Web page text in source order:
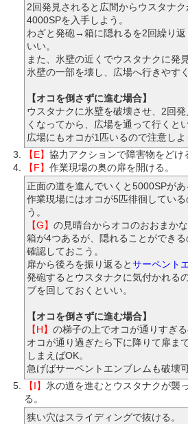
2回発見されると広間からウスタナ
4000SPを入手しよう。
わざと発砲→箱に隠れるを2回繰り返
いい。
また、氷壁の近くでウスタナクに発
氷壁の一部を壊し、広場へ行きやすく
【オコを倒さずに進む場合】
ウスタナクに氷壁を破壊させ、2回
くなってから、広場を通って行くとい
広場にもオコが1匹いるので注意しよ
【E】 協力アクションで障害物をどけ
【F】 作業現場の奥の扉を開ける。
正面の道を進んでいくと5000SPがあ
作業現場にはオコが5匹徘徊してい
う。
【G】 の見晴台からオコのおおまか
箱が4つあるが、隠れることができ
確認しておこう。
扉から後ろを振り返るとサーペント
発砲するとウスタナクに気付かれる
ブを回しておくといい。
【オコを倒さずに進む場合】
【H】 の梯子の上でオコが通りすぎる
オコが通り過ぎたら下に降りて扉ま
しまえばOK。
急げばサーペントエンブレムも破壊可
【I】 氷の道を進むとウスタナクが襲
る。
狭い穴はスライディングで抜ける。